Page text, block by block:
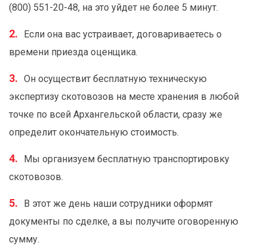
(800) 551-20-48, на это уйдет не более 5 минут.
Если она вас устраивает, договариваетесь о
времени приезда оценщика.
Он осуществит бесплатную техническую
экспертизу скотовозов на месте хранения в любой
точке по всей Архангельской области, сразу же
определит окончательную стоимость.
Мы организуем бесплатную транспортировку
скотовозов.
В этот же день наши сотрудники оформят
документы по сделке, а вы получите оговоренную
сумму.